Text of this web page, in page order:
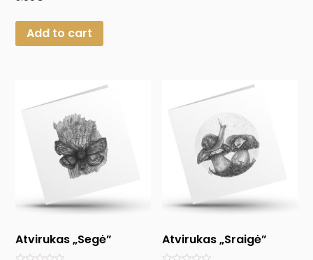
of
Add to cart
Atvirukas „Segė” Atvirukas „Sraigė”